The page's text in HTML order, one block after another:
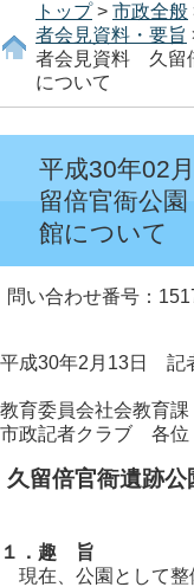
トップ> 市政全般
者会見資料・要旨
者会見資料 久留
について
平成30年02
留倍官衙公
館について
問い合わせ番号：
平成30年2月13日 記
教育委員会社会教育課
市政記者クラブ 各位
久留倍官衙遺跡
１．趣 旨
現在、公園として整